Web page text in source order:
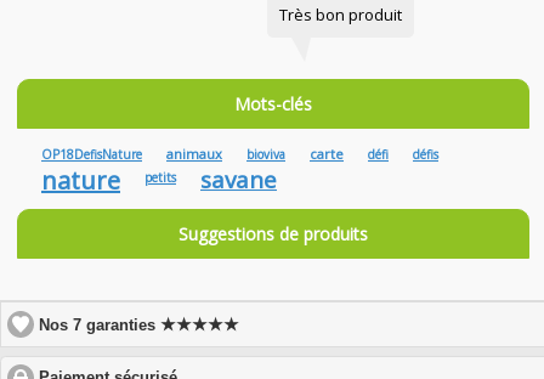
Très bon produit
Mots-clés
OP18DefisNature animaux bioviva carte défi défis
nature petits savane
Suggestions de produits
Nos 7 garanties★★★★★